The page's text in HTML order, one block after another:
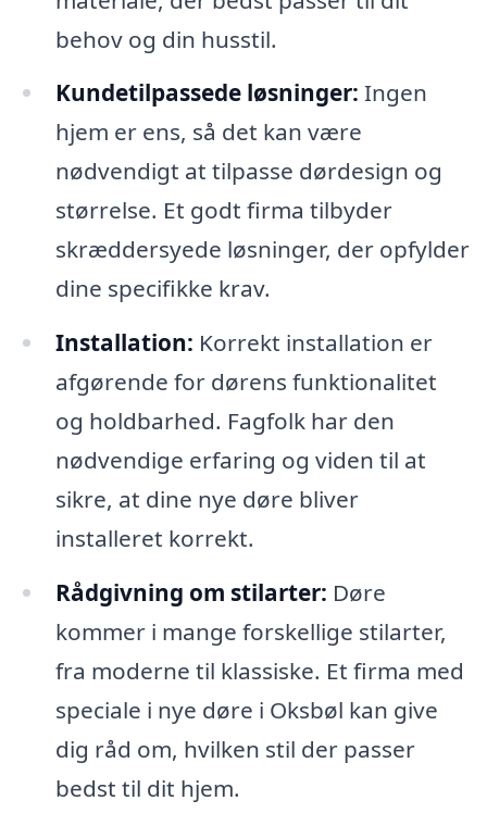
behov og din husstil.
Kundetilpassede løsninger: Ingen
hjem er ens, så det kan være
nødvendigt at tilpasse dørdesign og
størrelse. Et godt firma tilbyder
skræddersyede løsninger, der opfylder
dine specifikke krav.
Installation: Korrekt installation er
afgørende for dørens funktionalitet
og holdbarhed. Fagfolk har den
nødvendige erfaring og viden til at
sikre, at dine nye døre bliver
installeret korrekt.
Rådgivning om stilarter: Døre
kommer i mange forskellige stilarter,
fra moderne til klassiske. Et firma med
speciale i nye døre i Oksbøl kan give
dig råd om, hvilken stil der passer
bedst til dit hjem.